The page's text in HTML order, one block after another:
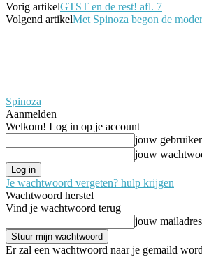
Vorig artikelGTST en de rest! afl. 7
Volgend artikelMet Spinoza begon de
Spinoza
Aanmelden
Welkom! Log in op je account
jouw
jouw
Je wachtwoord vergeten? hulp krijgen
Wachtwoord herstel
Vind je wachtwoord terug
jouw mailadres
Er zal een wachtwoord naar je gemaild